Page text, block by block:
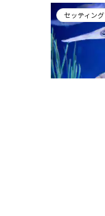
セッティング